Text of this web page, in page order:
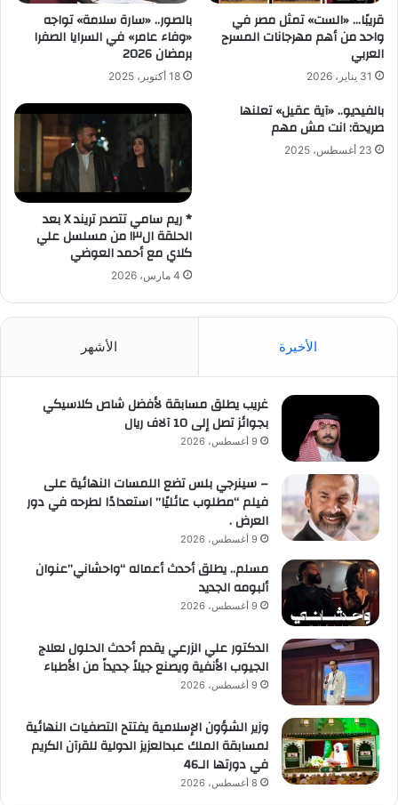
قريبًا… «الست» تمثل مصر في
واحد من أهم مهرجانات المسرح
العربي
31 يناير، 2026
بالصور.. «سارة سلامة» تواجه
«وفاء عامر» في السرايا الصفرا
برمضان 2026
18 أكتوبر، 2025
بالفيديو.. «آية عقيل» تعلنها
صريحة: انت مش مهم
23 أغسطس، 2025
* ريم سامي تتصدر تريند X بعد
الحلقة ال١٣ من مسلسل علي
كلاي مع أحمد العوضي
4 مارس، 2026
الأخيرة الأشهر
غريب يطلق مسابقة لأفضل شاص كلاسيكي
بجوائز تصل إلى 10 آلاف ريال
9 أغسطس، 2026
– سينرجي بلس تضع اللمسات النهائية على
فيلم “مطلوب عائليًا” استعدادًا لطرحه في دور
العرض .
9 أغسطس، 2026
مسلم.. يطلق أحدث أعماله “واحشاني”عنوان
ألبومه الجديد
9 أغسطس، 2026
الدكتور علي الزرعي يقدم أحدث الحلول لعلاج
الجيوب الأنفية ويصنع جيلاً جديداً من الأطباء
9 أغسطس، 2026
وزير الشؤون الإسلامية يفتتح التصفيات النهائية
لمسابقة الملك عبدالعزيز الدولية للقرآن الكريم
في دورتها الـ46
8 أغسطس، 2026